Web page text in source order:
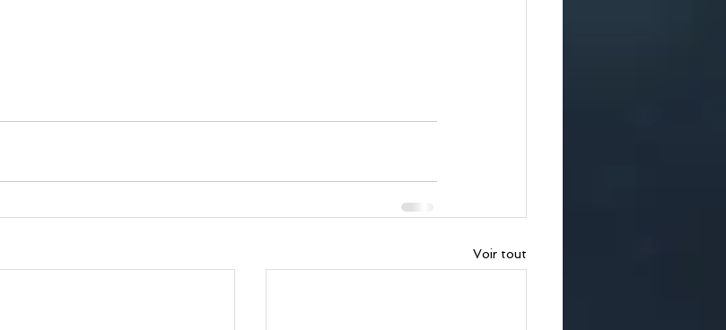
Voir tout